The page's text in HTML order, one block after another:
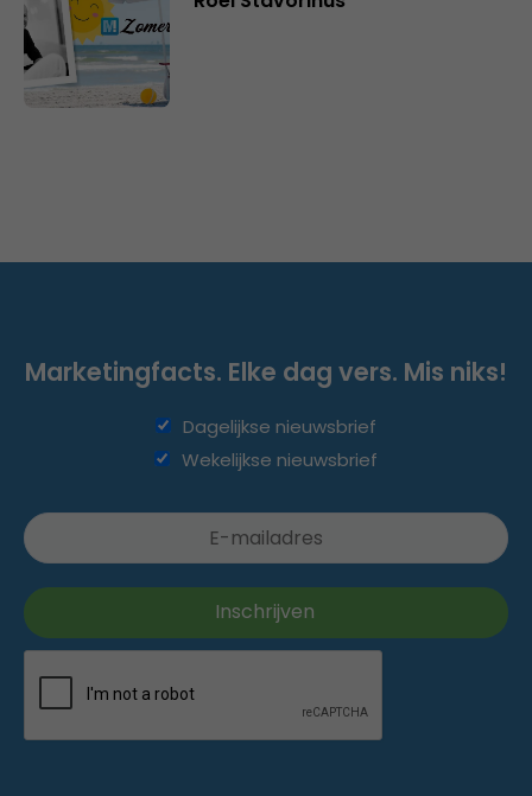
Marketingfacts. Elke dag vers. Mis niks!
Dagelijkse nieuwsbrief
Wekelijkse nieuwsbrief